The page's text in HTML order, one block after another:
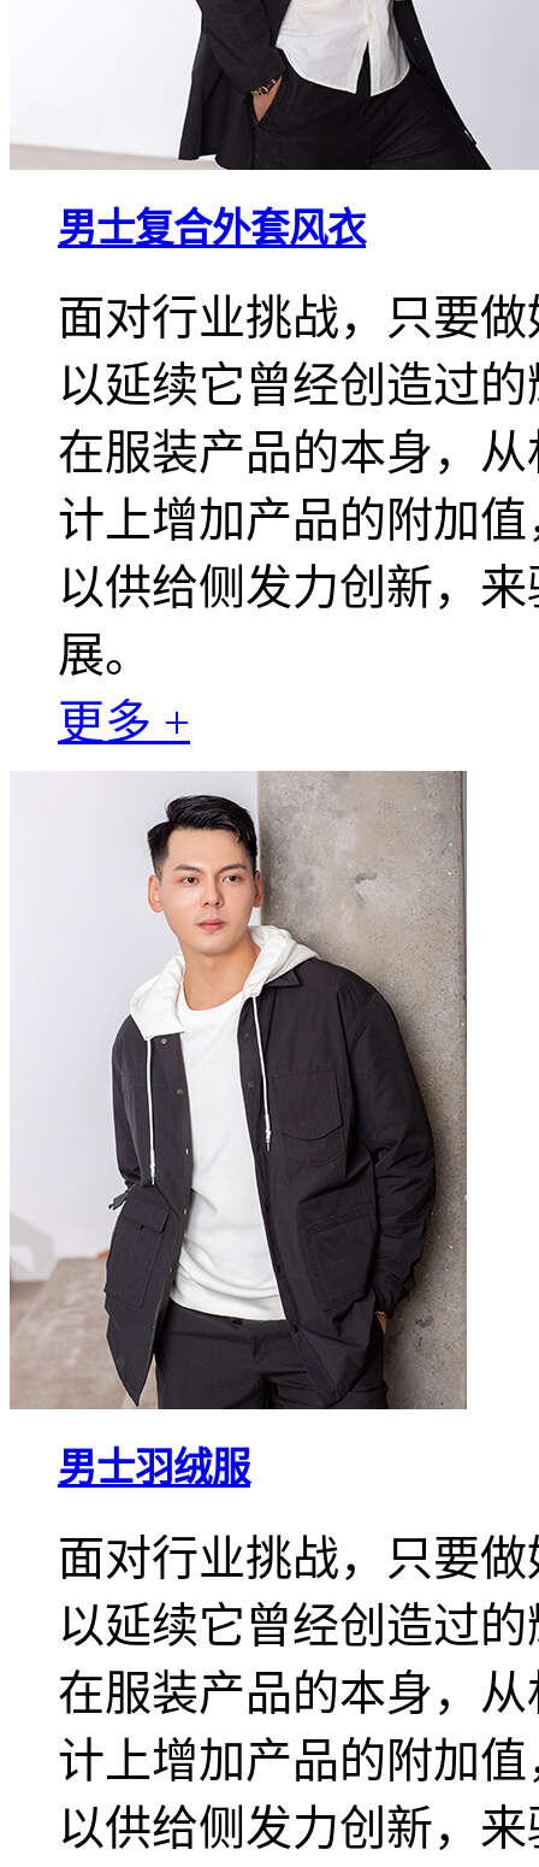
男士复合外套风衣
面对行业挑战，只要
以延续它曾经创造过
在服装产品的本身，
计上增加产品的附加
以供给侧发力创新，
展。
更多 +
男士羽绒服
面对行业挑战，只要
以延续它曾经创造过
在服装产品的本身，
计上增加产品的附加
以供给侧发力创新，